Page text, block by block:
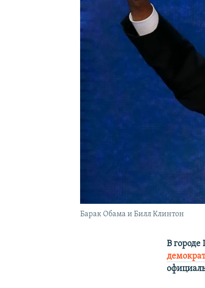
Барак Обама и Билл Клинтон
В городе